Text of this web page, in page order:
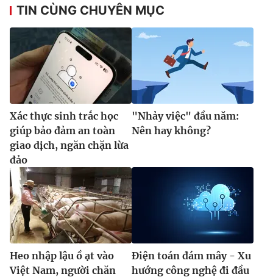
TIN CÙNG CHUYÊN MỤC
Xác thực sinh trắc học
giúp bảo đảm an toàn
giao dịch, ngăn chặn lừa
đảo
"Nhảy việc" đầu năm:
Nên hay không?
Heo nhập lậu ồ ạt vào
Việt Nam, người chăn
Điện toán đám mây - Xu
hướng công nghệ đi đầu